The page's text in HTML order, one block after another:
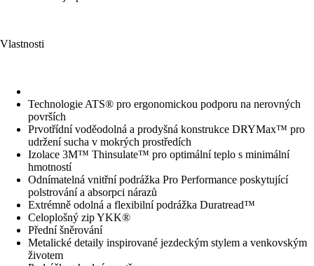
Vlastnosti
Technologie ATS® pro ergonomickou podporu na nerovných
površích
Prvotřídní voděodolná a prodyšná konstrukce DRYMax™ pro
udržení sucha v mokrých prostředích
Izolace 3M™ Thinsulate™ pro optimální teplo s minimální
hmotností
Odnímatelná vnitřní podrážka Pro Performance poskytující
polstrování a absorpci nárazů
Extrémně odolná a flexibilní podrážka Duratread™
Celoplošný zip YKK®
Přední šněrování
Metalické detaily inspirované jezdeckým stylem a venkovským
životem